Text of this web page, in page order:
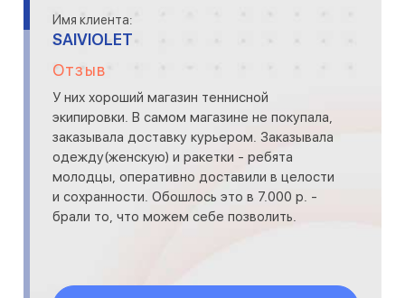
Имя клиента:
SAIVIOLET
Отзыв
У них хороший магазин теннисной
экипировки. В самом магазине не покупала,
заказывала доставку курьером. Заказывала
одежду(женскую) и ракетки - ребята
молодцы, оперативно доставили в целости
и сохранности. Обошлось это в 7.000 р. -
брали то, что можем себе позволить.